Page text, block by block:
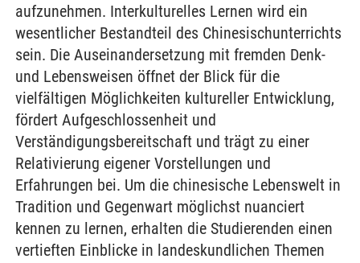
aufzunehmen. Interkulturelles Lernen wird ein
wesentlicher Bestandteil des Chinesischunterrichts
sein. Die Auseinandersetzung mit fremden Denk-
und Lebensweisen öffnet der Blick für die
vielfältigen Möglichkeiten kultureller Entwicklung,
fördert Aufgeschlossenheit und
Verständigungsbereitschaft und trägt zu einer
Relativierung eigener Vorstellungen und
Erfahrungen bei. Um die chinesische Lebenswelt in
Tradition und Gegenwart möglichst nuanciert
kennen zu lernen, erhalten die Studierenden einen
vertieften Einblicke in landeskundlichen Themen